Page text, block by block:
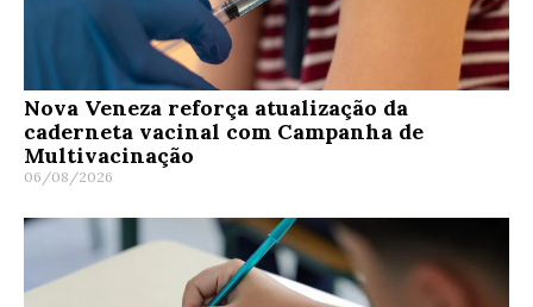
Nova Veneza reforça atualização da
caderneta vacinal com Campanha de
Multivacinação
06/08/2026